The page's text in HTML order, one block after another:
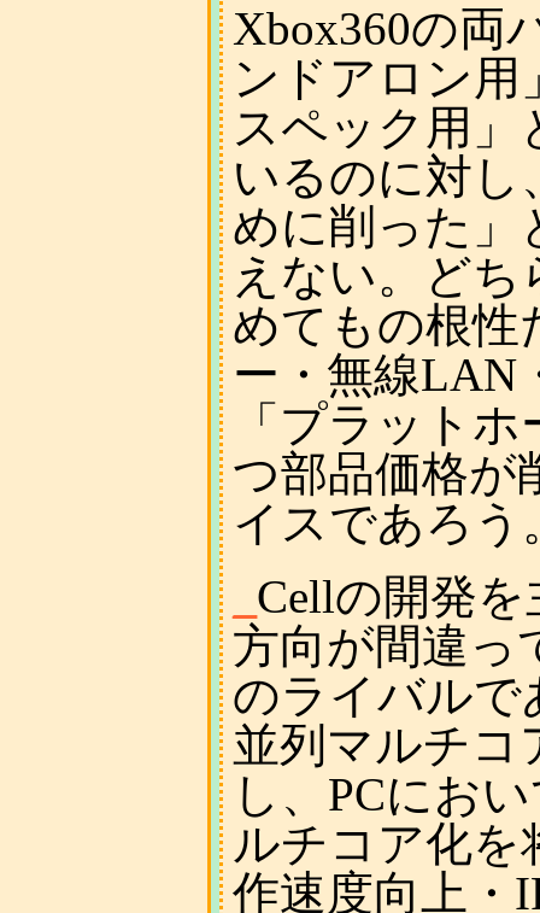
Xbox360の両
ンドアロン用
スペック用
いるのに対し
めに削った」
えない。ど
めてもの根性
ー・無線LAN
「プラット
つ部品価格が
イスであろう
Cellの開発
方向が間違っ
のライバルで
並列マルチコ
し、PCにお
ルチコア化を
作速度向上・